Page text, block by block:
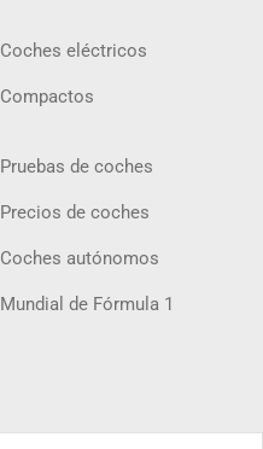
Coches eléctricos
Compactos
Pruebas de coches
Precios de coches
Coches autónomos
Mundial de Fórmula 1